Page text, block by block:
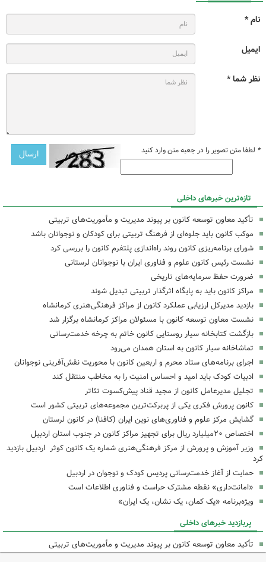
نام *
ایمیل
نظر شما *
* لطفا متن تصویر را در جعبه متن وارد کنید
تازه‌ترین خبرهای داخلی
تأکید معاون توسعه کانون بر پیوند مدیریت و مأموریت‌های تربیتی
موکب کانون باید جلوه‌ای از فرهنگ تربیتی برای کودکان و نوجوانان باشد
شورای برنامه‌ریزی کانون روند راه‌اندازی پلتفرم کانون را بررسی کرد
نشست رئیس کانون علوم و فناوری ایران با نوجوانان لرستانی
ضرورت حفظ سرمایه‌های تاریخی
مراکز کانون باید به پایگاه اثرگذار تربیتی تبدیل شوند
بازدید مدیرکل ارزیابی عملکرد کانون از مراکز فرهنگی‌هنری کرمانشاه
نشست معاون توسعه کانون با مسئولان مراکز کرمانشاه برگزار شد
بازگشت کتابخانه سیار روستایی کانون خاتم به چرخه خدمت‌رسانی
تماشاخانه سیار کانون به استان همدان می‌رود
اجرای برنامه‌های ستاد محرم و اربعین کانون با محوریت نقش‌آفرینی نوجوانان
ادبیات کودک باید امید و احساس امنیت را به مخاطب منتقل کند
تجلیل مدیرعامل کانون از مجید قناد پیش‌کسوت تئاتر
کانون پرورش فکری یکی از پربرکت‌ترین مجموعه‌های تربیتی کشور است
گشایش مرکز علوم و فناوری‌های نوین ایران (کافنا) در کانون لرستان
اختصاص ۲۰میلیارد ریال برای تجهیز مراکز کانون در جنوب استان اردبیل
وزیر آموزش و پرورش از مرکز فرهنگی‌هنری شماره یک کانون کوثر اردبیل بازدید
کرد
حمایت از آغاز خدمت‌رسانی پردیس کودک و نوجوان در اردبیل
«امانت‌داری» نقطه مشترک حراست و فناوری اطلاعات است
ویژه‌برنامه «یک کمان، یک نشان، یک ایران»
پربازدید خبرهای داخلی
تأکید معاون توسعه کانون بر پیوند مدیریت و مأموریت‌های تربیتی